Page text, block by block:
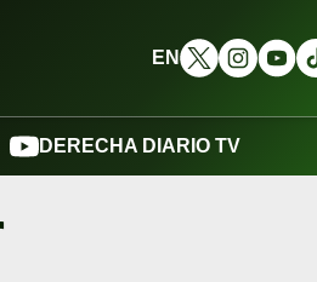
EN
DERECHA DIARIO TV